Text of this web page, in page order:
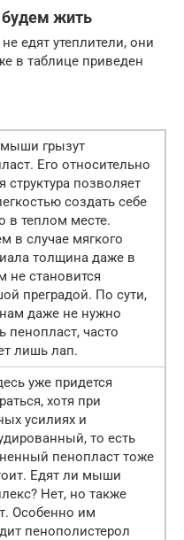
жить
едят утеплители, они
в таблице приведен
грызут
Его относительно
структура позволяет
создать себе
в теплом месте.
в случае мягкого
толщина даже в
не становится
преградой. По сути,
даже не нужно
пенопласт, часто
лишь лап.
уже придется
хотя при
усилиях и
то есть
пенопласт тоже
Едят ли мыши
Нет, но также
Особенно им
пенополистерол